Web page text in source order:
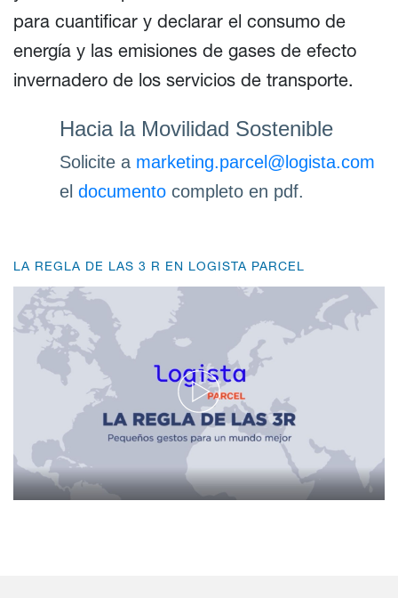
para cuantificar y declarar el consumo de
energía y las emisiones de gases de efecto
invernadero de los servicios de transporte.
Hacia la Movilidad Sostenible
Solicite a marketing.parcel@logista.com
el documentocompleto en pdf.
LA REGLA DE LAS 3 R EN LOGISTA PARCEL